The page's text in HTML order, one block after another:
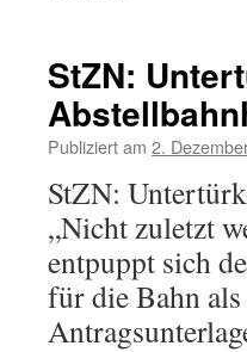
StZN:
Publiziert am 2.
StZN:
„Nicht zuletzt
entpuppt sich
für die Bahn